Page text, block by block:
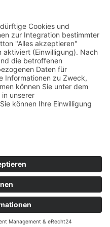
(AGB)
Fritz Bauer Forum